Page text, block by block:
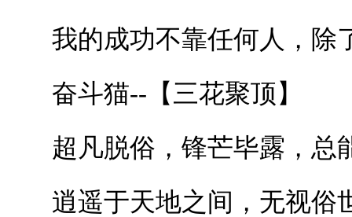
我的成功不靠任何人，除
奋斗猫--【三花聚顶】
超凡脱俗，锋芒毕露，总
逍遥于天地之间，无视俗